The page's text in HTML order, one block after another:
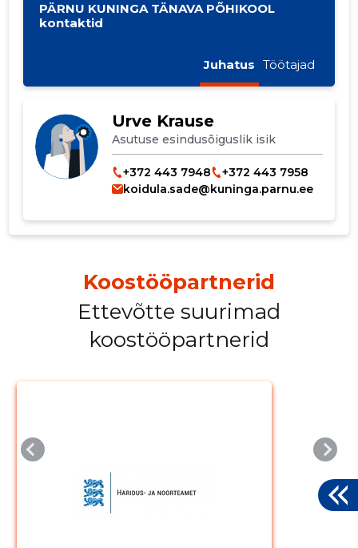
PÄRNU KUNINGA TÄNAVA PÕHIKOOL
kontaktid
Juhatus Töötajad
Urve Krause
Asutuse esindusõiguslik isik
+372 443 7948
+372 443 7958
koidula.sade@kuninga.parnu.ee
Koostööpartnerid
Ettevõtte suurimad
koostööpartnerid